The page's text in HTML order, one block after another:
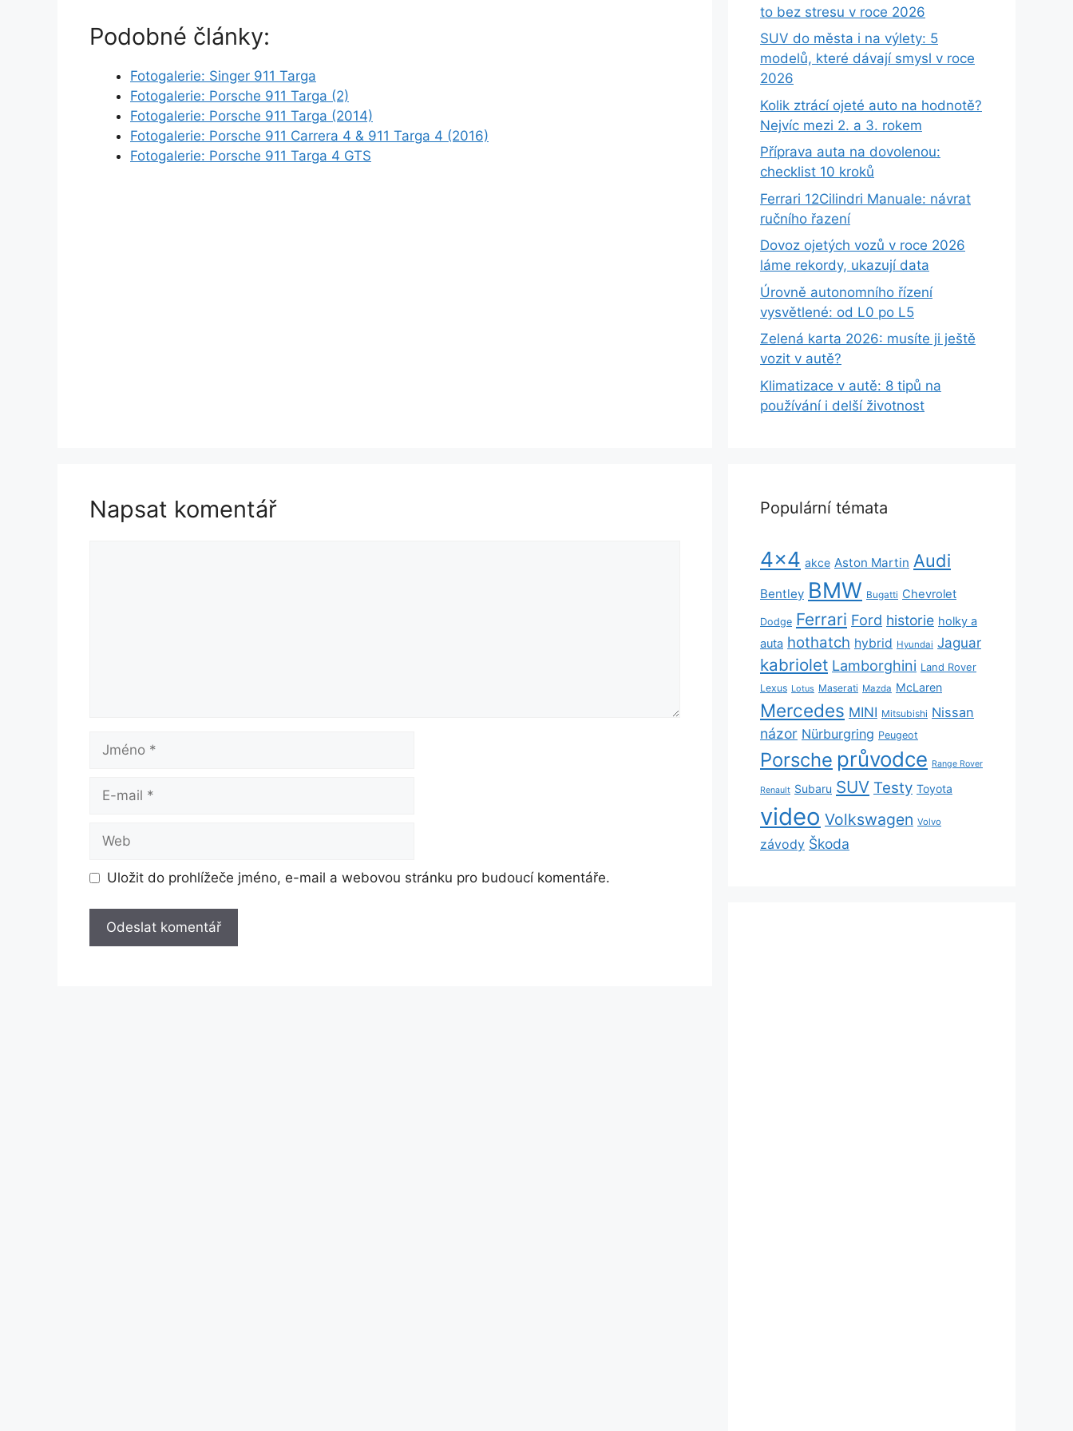
Podobné články:
Fotogalerie: Singer 911 Targa
Fotogalerie: Porsche 911 Targa (2)
Fotogalerie: Porsche 911 Targa (2014)
Fotogalerie: Porsche 911 Carrera 4 & 911 Targa 4 (2016)
Fotogalerie: Porsche 911 Targa 4 GTS
Napsat komentář
Jméno
Web
Uložit do prohlížeče jméno, e-mail a webovou stránku pro budoucí komentáře.
to bez stresu v roce 2026
SUV do města i na výlety: 5
modelů, které dávají smysl v roce
2026
Kolik ztrácí ojeté auto na hodnotě?
Nejvíc mezi 2. a 3. rokem
Příprava auta na dovolenou:
checklist 10 kroků
Ferrari 12Cilindri Manuale: návrat
ručního řazení
Dovoz ojetých vozů v roce 2026
láme rekordy, ukazují data
Úrovně autonomního řízení
vysvětlené: od L0 po L5
Zelená karta 2026: musíte ji ještě
vozit v autě?
Klimatizace v autě: 8 tipů na
používání i delší životnost
Populární témata
4x4 akce Aston Martin Audi
Bentley BMW Bugatti Chevrolet
Dodge Ferrari Ford historie holky a
auta hothatch hybrid Hyundai Jaguar
kabriolet Lamborghini Land Rover
Lexus Lotus Maserati Mazda McLaren
Mercedes MINI Mitsubishi Nissan
názor Nürburgring Peugeot
Porsche průvodce Range Rover
Renault Subaru SUV Testy Toyota
video Volkswagen Volvo
závody Škoda